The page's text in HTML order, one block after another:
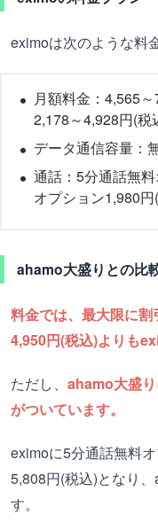
eximoは次のような料
月額料金：4,565
2,178～4,928円(税
データ通信容量：
通話：5分通話無
オプション1,980円
ahamo大盛りとの比
料金では、最大限に
4,950円(税込)よりも
ただし、 ahamo大盛
がついています。
eximoに5分通話無料
5,808円(税込)となり
す。